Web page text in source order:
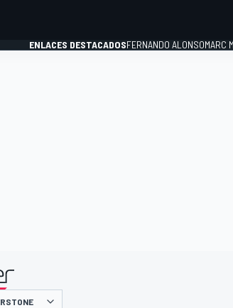
ENLACES DESTACADOSFERNANDO ALONSOMARC
presentado por